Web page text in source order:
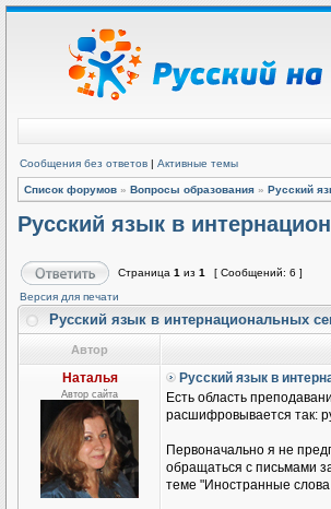
Сообщения без ответов | Активные темы
Список форумов » Вопросы образования » Русский
Русский язык в
Страница 1 из 1
[ Сообщений: 6 ]
Версия для печати
Русский язык в интернациональных
Автор
Наталья
Автор сайта
Русский язык в
Есть область
расшифровывается так:
Первоначально я не
обращаться с письмами
теме "Иностранные